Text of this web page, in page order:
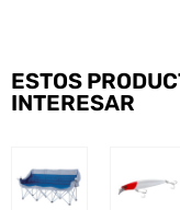
ESTOS
INTERESAR